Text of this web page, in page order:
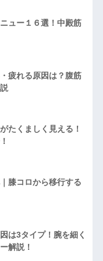
ュー１６選！中殿筋
疲れる原因は？腹筋
たくましく見える！
膝コロから移行する
は3タイプ！腕を細く
解説！